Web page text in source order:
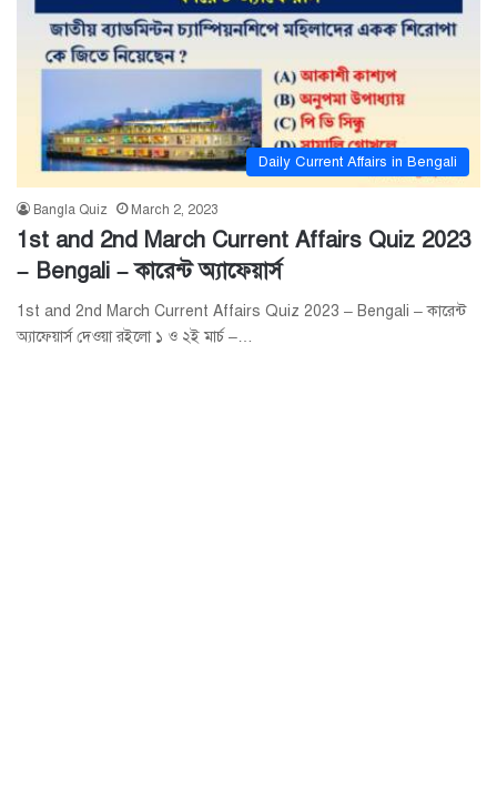
Daily Current Affairs in Bengali
Bangla Quiz March 2, 2023
1st and 2nd March Current Affairs Quiz 2023
– Bengali – কারেন্ট অ্যাফেয়ার্স
1st and 2nd March Current Affairs Quiz 2023 – Bengali – কারেন্ট
অ্যাফেয়ার্স দেওয়া রইলো ১ ও ২ই মার্চ –…